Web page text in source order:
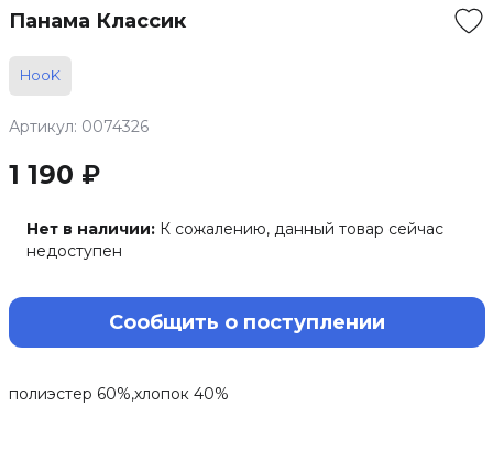
Панама Классик
HooK
Артикул: 0074326
1 190 ₽
Нет в наличии: К сожалению, данный товар сейчас
недоступен
Сообщить о поступлении
полиэстер 60%,хлопок 40%